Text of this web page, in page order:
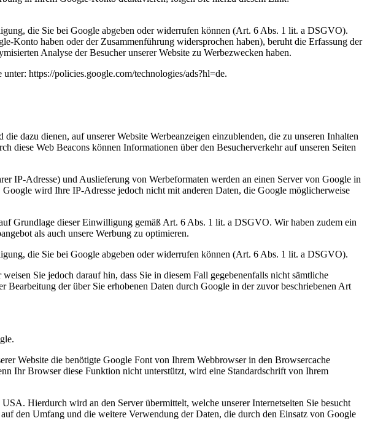
die Sie bei Google abgeben oder widerrufen können (Art. 6 Abs. 1 lit. a DSGVO).
Konto haben oder der Zusammenführung widersprochen haben), beruht die Erfassung der
Analyse der Besucher unserer Website zu Werbezwecken haben.
https://policies.google.com/technologies/ads?hl=de.
dazu dienen, auf unserer Website Werbeanzeigen einzublenden, die zu unseren Inhalten
diese Web Beacons können Informationen über den Besucherverkehr auf unseren Seiten
IP-Adresse) und Auslieferung von Werbeformaten werden an einen Server von Google in
wird Ihre IP-Adresse jedoch nicht mit anderen Daten, die Google möglicherweise
Grundlage dieser Einwilligung gemäß Art. 6 Abs. 1 lit. a DSGVO. Wir haben zudem ein
als auch unsere Werbung zu optimieren.
die Sie bei Google abgeben oder widerrufen können (Art. 6 Abs. 1 lit. a DSGVO).
Sie jedoch darauf hin, dass Sie in diesem Fall gegebenenfalls nicht sämtliche
der über Sie erhobenen Daten durch Google in der zuvor beschriebenen Art
Website die benötigte Google Font von Ihrem Webbrowser in den Browsercache
Ihr Browser diese Funktion nicht unterstützt, wird eine Standardschrift von Ihrem
Hierdurch wird an den Server übermittelt, welche unserer Internetseiten Sie besucht
den Umfang und die weitere Verwendung der Daten, die durch den Einsatz von Google